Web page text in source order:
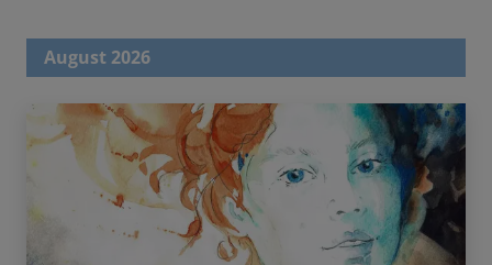
August 2026